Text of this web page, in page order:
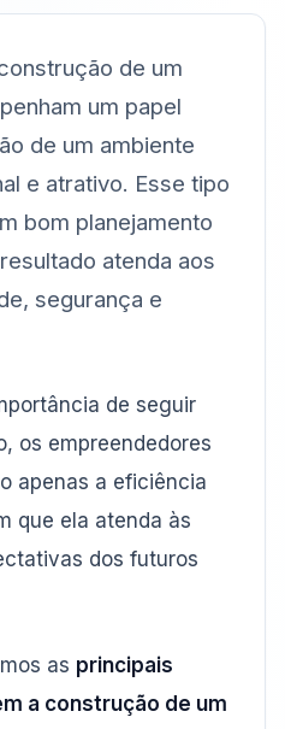
de um
um papel
de um ambiente
e atrativo. Esse tipo
bom planejamento
atenda aos
segurança e
de seguir
os empreendedores
apenas a eficiência
que ela atenda às
dos futuros
as principais
a construção de um